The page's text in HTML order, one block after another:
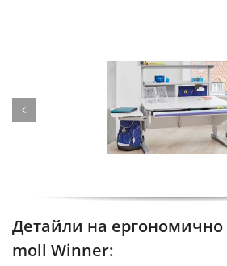
Детайли на ергономично
moll Winner: